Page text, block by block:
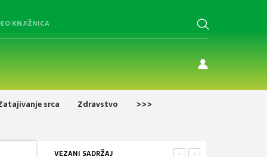
KNJIŽNICA
srca Zdravstvo >>>
VEZANI SADRŽAJ >
<